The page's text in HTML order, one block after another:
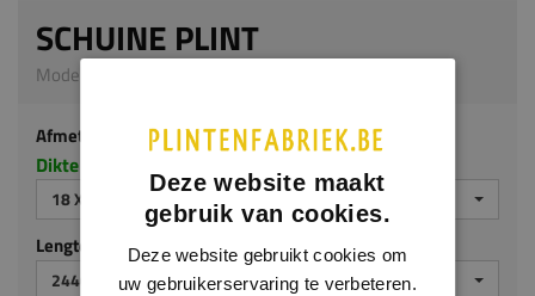
SCHUINE PLINT
Model 0102 | 18 x 90 mm | MDF v313
Afmeting
Dikte x hoogte in millimeters
18 X 90 MM
Lengte (mm)
2440 MM
Deze website maakt
gebruik van cookies.
Deze website gebruikt cookies om
uw gebruikerservaring te verbeteren.